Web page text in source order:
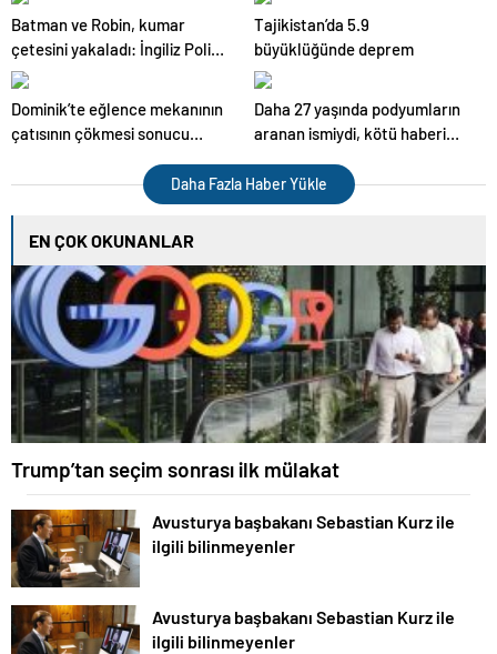
Batman ve Robin, kumar
çetesini yakaladı: İngiliz Polisi
çizgi romanları gerçeğe taşıdı
Tajikistan’da 5.9
büyüklüğünde deprem
Dominik’te eğlence mekanının
çatısının çökmesi sonucu
226’ya yükseldi
Daha 27 yaşında podyumların
aranan ismiydi, kötü haberi
Daha Fazla Haber Yükle
EN ÇOK OKUNANLAR
Trump’tan seçim sonrası ilk mülakat
Avusturya başbakanı Sebastian Kurz ile
ilgili bilinmeyenler
Avusturya başbakanı Sebastian Kurz ile
ilgili bilinmeyenler